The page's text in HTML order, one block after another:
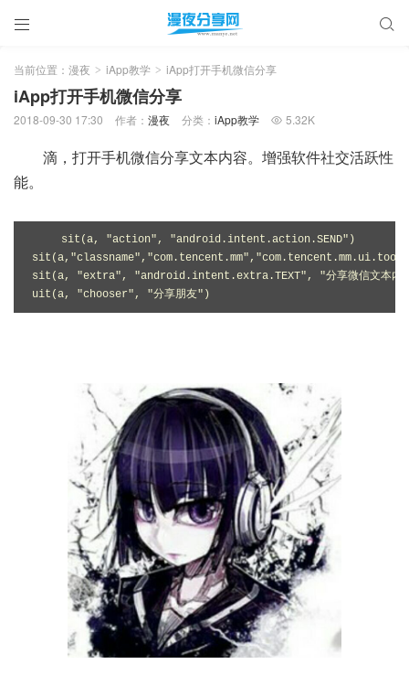
 
当前位置： 漫夜 > iApp教学 > iApp打开手机微信分享
iApp打开手机微信分享
2018-09-30 17:30 作者： 漫夜 分类： iApp教学  5.32K
滴，打开手机微信分享文本内容。增强软件社交活跃性
能。
sit(a, "action", "android.intent.action.SEND")
sit(a, "extra", "android.intent.extra.TEXT", "分享微信文本内